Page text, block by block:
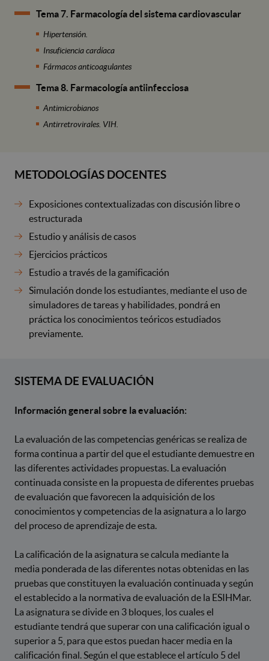
Tema 7. Farmacología del sistema cardiovascular
Hipertensión.
Insuficiencia cardíaca
Fármacos anticoagulantes
Tema 8. Farmacología antiinfecciosa
Antimicrobianos
Antirretrovirales. VIH.
METODOLOGÍAS DOCENTES
Exposiciones contextualizadas con discusión libre o
estructurada
Estudio y análisis de casos
Ejercicios prácticos
Estudio a través de la gamificación
Simulación donde los estudiantes, mediante el uso de
simuladores de tareas y habilidades, pondrá en
práctica los conocimientos teóricos estudiados
previamente.
SISTEMA DE EVALUACIÓN
Información general sobre la evaluación:
La evaluación de las competencias genéricas se realiza de
forma continua a partir del que el estudiante demuestre en
las diferentes actividades propuestas. La evaluación
continuada consiste en la propuesta de diferentes pruebas
de evaluación que favorecen la adquisición de los
conocimientos y competencias de la asignatura a lo largo
del proceso de aprendizaje de esta.
La calificación de la asignatura se calcula mediante la
media ponderada de las diferentes notas obtenidas en las
pruebas que constituyen la evaluación continuada y según
el establecido a la normativa de evaluación de la ESIHMar.
La asignatura se divide en 3 bloques, los cuales el
estudiante tendrá que superar con una calificación igual o
superior a 5, para que estos puedan hacer media en la
calificación final. Según el que establece el artículo 5 del